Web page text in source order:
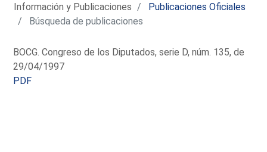
Información y Publicaciones
Publicaciones Oficiales
Búsqueda de publicaciones
BOCG. Congreso de los Diputados, serie D, núm. 135, de
29/04/1997
PDF